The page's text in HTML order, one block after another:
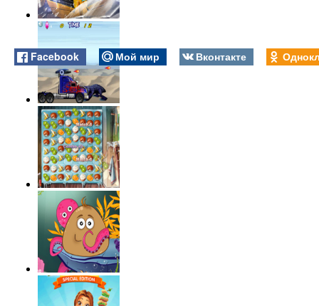
Facebook Мой мир Вконтакте